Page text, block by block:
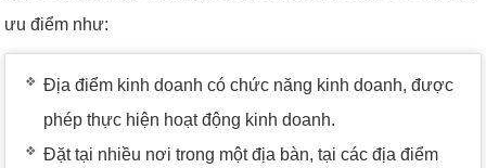
ưu điểm như:
Địa điểm kinh doanh có chức năng kinh doanh, được
phép thực hiện hoạt động kinh doanh.
Đặt tại nhiều nơi trong một địa bàn, tại các địa điểm